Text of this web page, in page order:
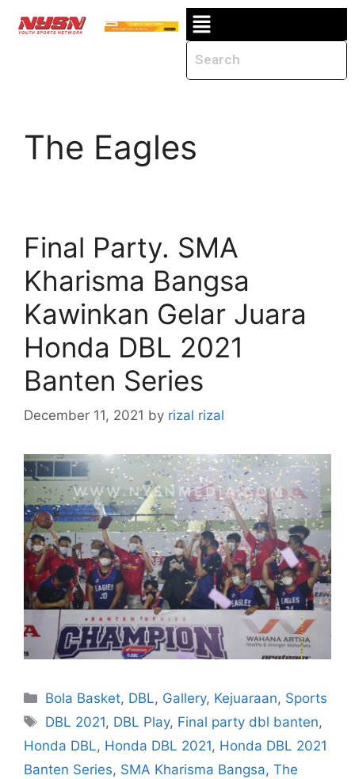
The Eagles
Final Party. SMA
Kharisma Bangsa
Kawinkan Gelar Juara
Honda DBL 2021
Banten Series
December 11, 2021 by rizal rizal
Bola Basket, DBL, Gallery, Kejuaraan, Sports
DBL 2021, DBL Play, Final party dbl banten,
Honda DBL, Honda DBL 2021, Honda DBL 2021
Banten Series, SMA Kharisma Bangsa, The